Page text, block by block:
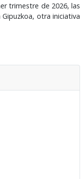
trimestre de 2026, las
otra iniciativa